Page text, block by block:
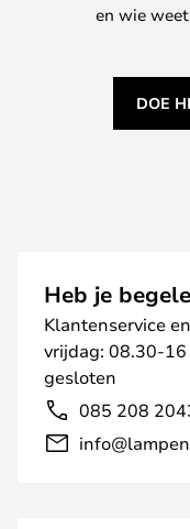
en wie
DOE
Heb je
Klantenservice
vrijdag: 08.30-16
gesloten
085 208